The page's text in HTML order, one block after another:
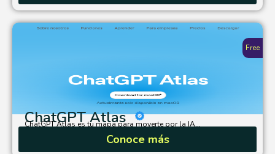
ChatGPT Atlas
ChatGPT Atlas es tu mapa para moverte por la IA...
Conoce más
Free